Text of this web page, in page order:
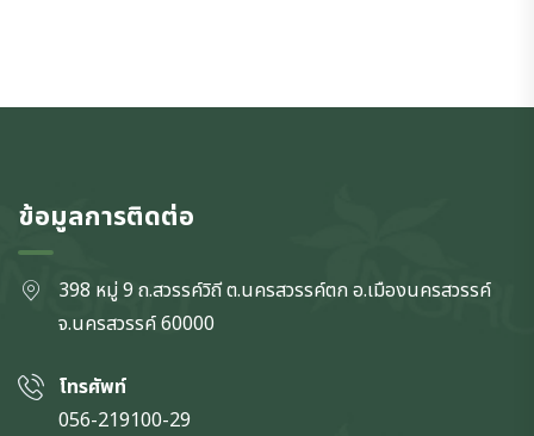
ข้อมูลการติดต่อ
398 หมู่ 9 ถ.สวรรค์วิถี ต.นครสวรรค์ตก อ.เมืองนครสวรรค์
จ.นครสวรรค์60000
โทรศัพท์
056-219100-29